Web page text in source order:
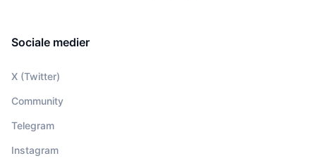
Sociale medier
X (Twitter)
Community
Telegram
Instagram